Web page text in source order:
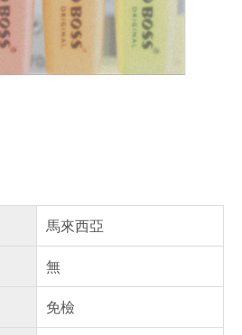
馬來西亞
無
免檢